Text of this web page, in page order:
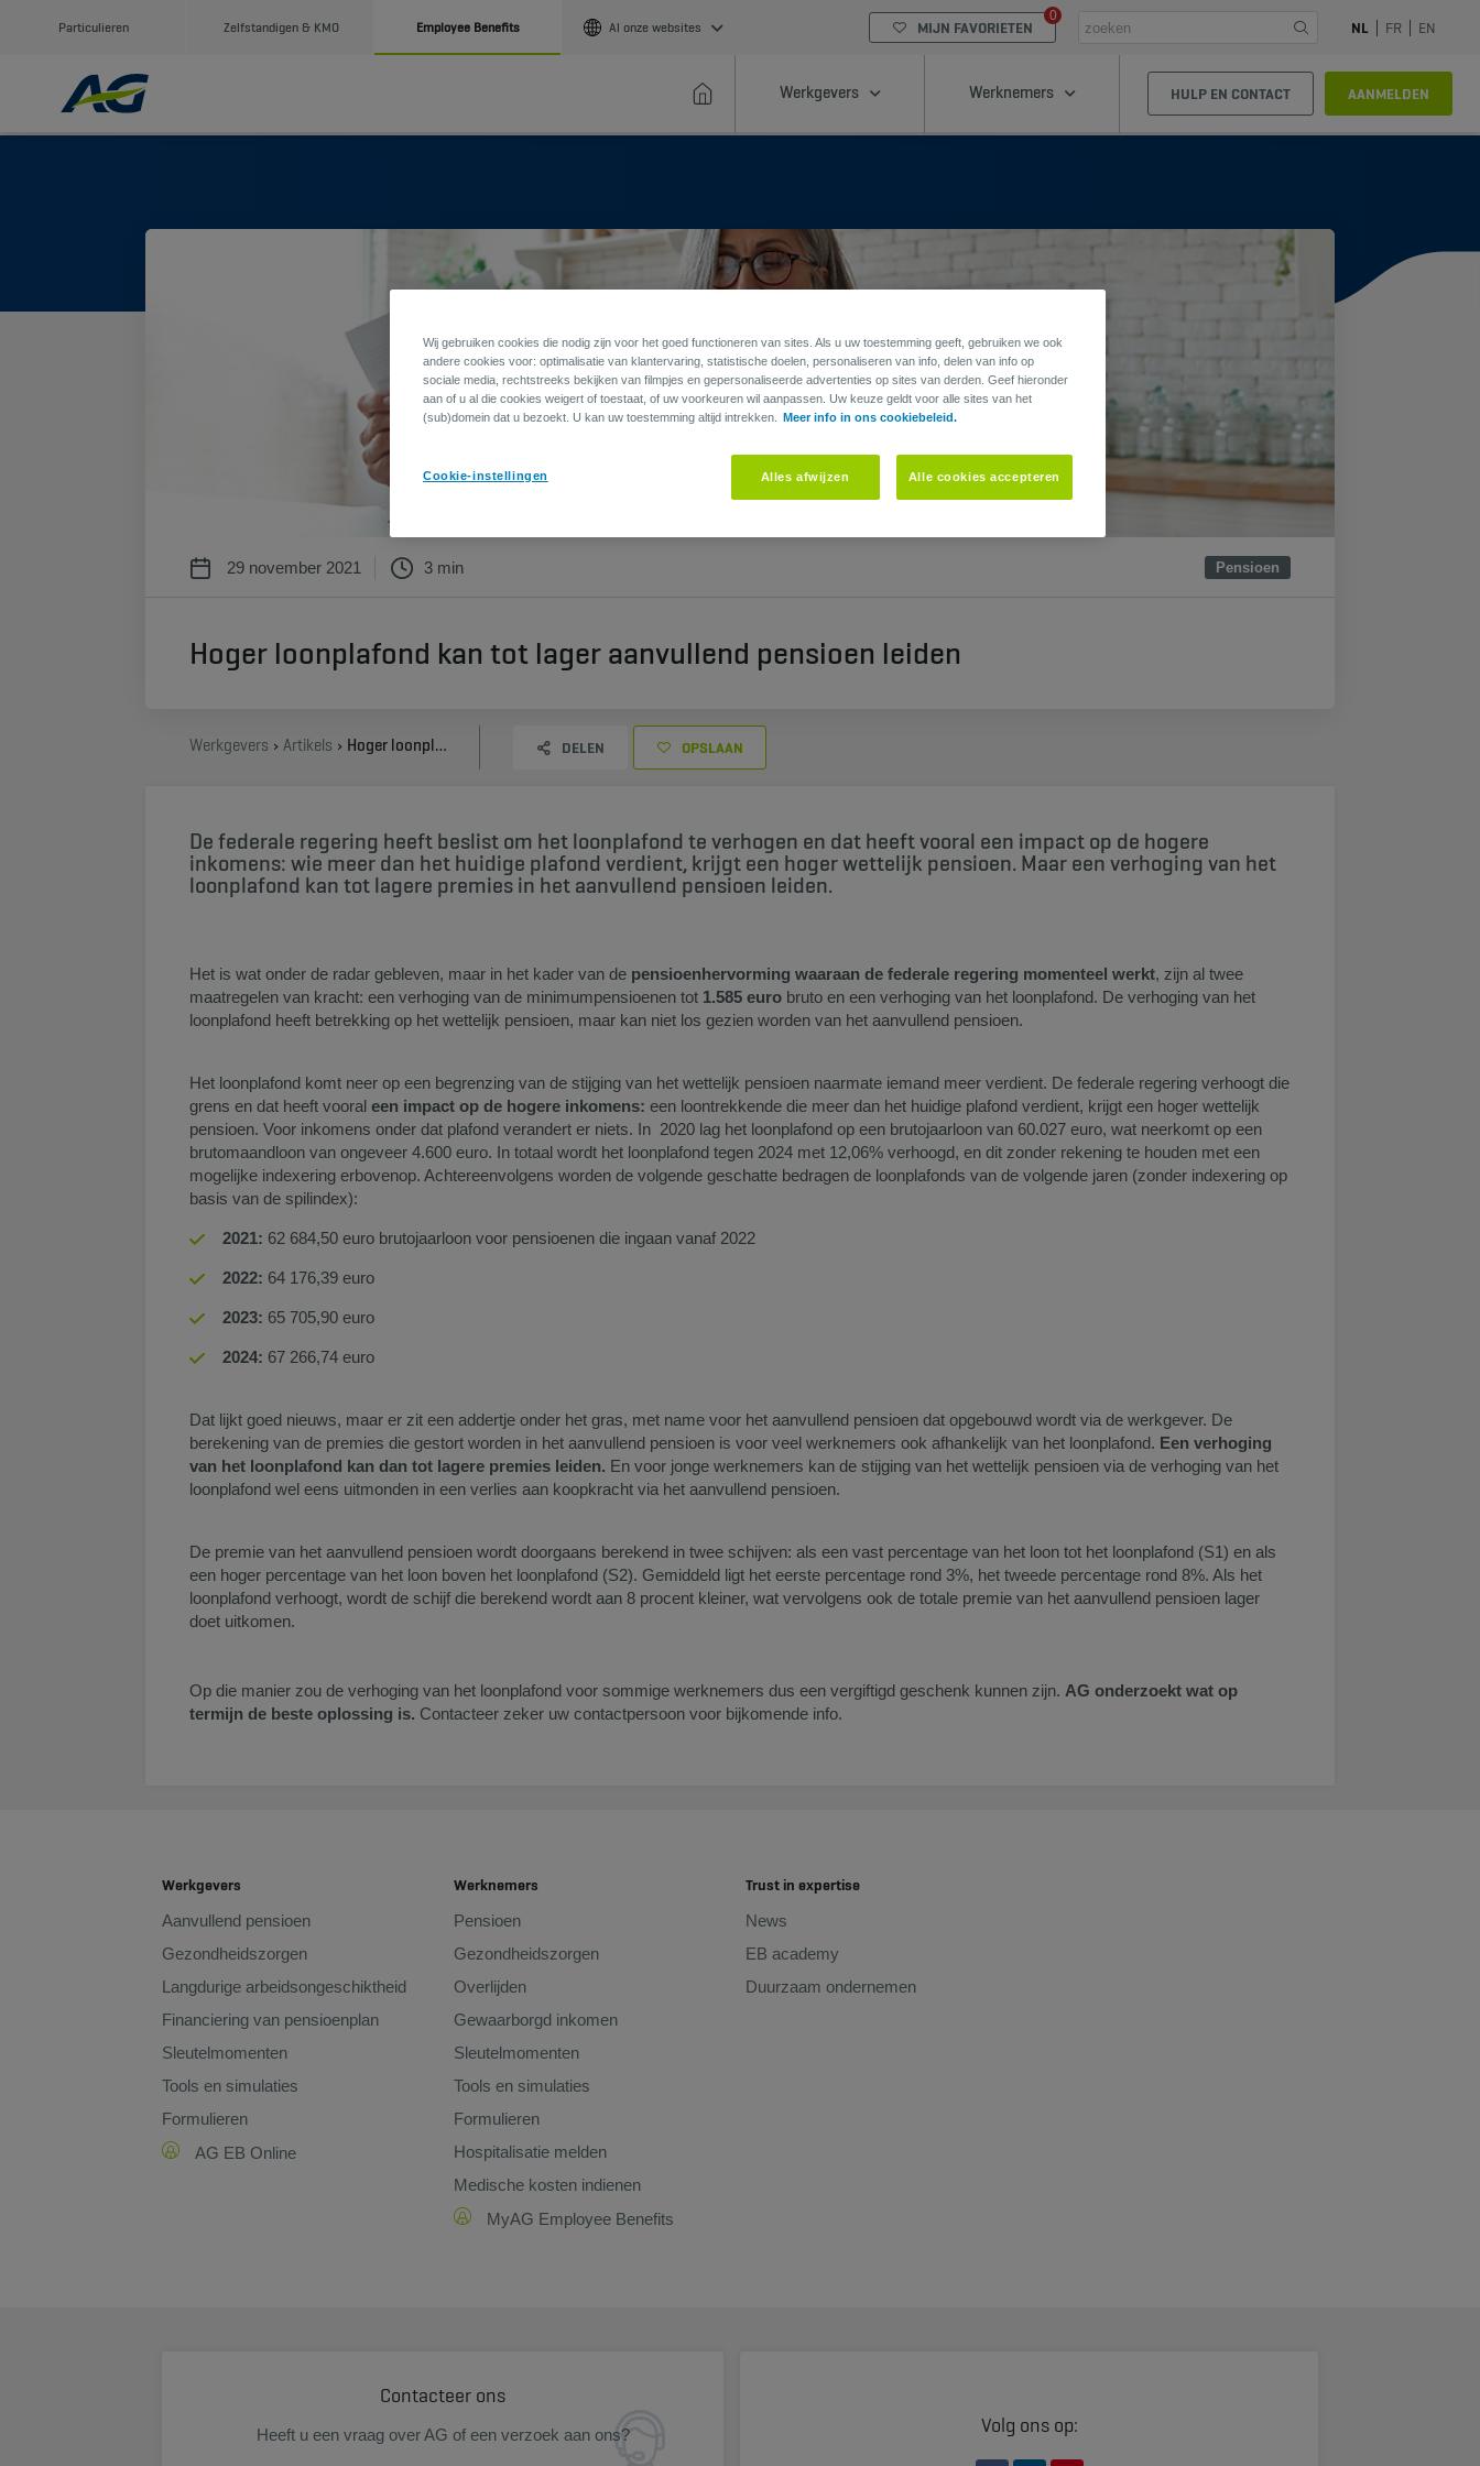
Particulieren Zelfstandigen & KMO Employee Benefits Al onze websites MIJN FAVORIETEN
0
NL FR EN
Werkgevers Werknemers HULP EN CONTACT AANMELDEN
29 november 2021 3 min Pensioen
Hoger loonplafond kan tot lager aanvullend pensioen leiden
Werkgevers Artikels Hoger loonplafond kan tot lager aanvullend pensioen leiden DELEN OPSLAAN
De federale regering heeft beslist om het loonplafond te verhogen en dat heeft vooral een impact op de hogere
inkomens: wie meer dan het huidige plafond verdient, krijgt een hoger wettelijk pensioen. Maar een verhoging van het
loonplafond kan tot lagere premies in het aanvullend pensioen leiden.
Het is wat onder de radar gebleven, maar in het kader van de pensioenhervorming waaraan de federale regering momenteel werkt, zijn al twee
maatregelen van kracht: een verhoging van de minimumpensioenen tot 1.585 euro bruto en een verhoging van het loonplafond. De verhoging van het
loonplafond heeft betrekking op het wettelijk pensioen, maar kan niet los gezien worden van het aanvullend pensioen.
Het loonplafond komt neer op een begrenzing van de stijging van het wettelijk pensioen naarmate iemand meer verdient. De federale regering verhoogt die
grens en dat heeft vooral een impact op de hogere inkomens: een loontrekkende die meer dan het huidige plafond verdient, krijgt een hoger wettelijk
pensioen. Voor inkomens onder dat plafond verandert er niets. In 2020 lag het loonplafond op een brutojaarloon van 60.027 euro, wat neerkomt op een
brutomaandloon van ongeveer 4.600 euro. In totaal wordt het loonplafond tegen 2024 met 12,06% verhoogd, en dit zonder rekening te houden met een
mogelijke indexering erbovenop. Achtereenvolgens worden de volgende geschatte bedragen de loonplafonds van de volgende jaren (zonder indexering op
basis van de spilindex):
​2021: 62 684,50 euro brutojaarloon voor pensioenen die ingaan vanaf 2022
2022: 64 176,39 euro
2023: 65 705,90 euro
2024: 67 266,74 euro
Dat lijkt goed nieuws, maar er zit een addertje onder het gras, met name voor het aanvullend pensioen dat opgebouwd wordt via de werkgever. De
berekening van de premies die gestort worden in het aanvullend pensioen is voor veel werknemers ook afhankelijk van het loonplafond. Een verhoging
van het loonplafond kan dan tot lagere premies leiden. En voor jonge werknemers kan de stijging van het wettelijk pensioen via de verhoging van het
loonplafond wel eens uitmonden in een verlies aan koopkracht via het aanvullend pensioen.
De premie van het aanvullend pensioen wordt doorgaans berekend in twee schijven: als een vast percentage van het loon tot het loonplafond (S1) en als
een hoger percentage van het loon boven het loonplafond (S2). Gemiddeld ligt het eerste percentage rond 3%, het tweede percentage rond 8%. Als het
loonplafond verhoogt, wordt de schijf die berekend wordt aan 8 procent kleiner, wat vervolgens ook de totale premie van het aanvullend pensioen lager
doet uitkomen.
Op die manier zou de verhoging van het loonplafond voor sommige werknemers dus een vergiftigd geschenk kunnen zijn. AG onderzoekt wat op
termijn de beste oplossing is. Contacteer zeker uw contactpersoon voor bijkomende info.
Werkgevers
Aanvullend pensioen
Gezondheidszorgen
Langdurige arbeidsongeschiktheid
Financiering van pensioenplan
Sleutelmomenten
Tools en simulaties
Formulieren
AG EB Online
Werknemers
Pensioen
Gezondheidszorgen
Overlijden
Gewaarborgd inkomen
Sleutelmomenten
Tools en simulaties
Formulieren
Hospitalisatie melden
Medische kosten indienen
MyAG Employee Benefits
Trust in expertise
News
EB academy
Duurzaam ondernemen
Contacteer ons
Heeft u een vraag over AG of een verzoek aan ons? Volg ons op:
Wij gebruiken cookies die nodig zijn voor het goed functioneren van sites. Als u uw toestemming geeft, gebruiken we ook
andere cookies voor: optimalisatie van klantervaring, statistische doelen, personaliseren van info, delen van info op
sociale media, rechtstreeks bekijken van filmpjes en gepersonaliseerde advertenties op sites van derden. Geef hieronder
aan of u al die cookies weigert of toestaat, of uw voorkeuren wil aanpassen. Uw keuze geldt voor alle sites van het
(sub)domein dat u bezoekt. U kan uw toestemming altijd intrekken.
Meer info in ons cookiebeleid.
Cookie-instellingen Alles afwijzen Alle cookies accepteren